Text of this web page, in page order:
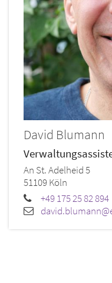
David Blumann
An St. Adelheid 5
51109Köln
+49 175 25 82 894